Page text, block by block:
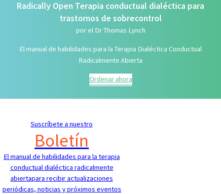
Radically Open Terapia conductual dialéctica para
trastornos de sobrecontrol
por el Dr Thomas Lynch
El manual de habilidades para la Terapia Dialéctica Conductual
Radicalmente Abierta
Ordenar ahora
Suscríbete a nuestro
Boletín
El manual de habilidades para la terapia
conductual dialéctica radicalmente
abiertapara recibir actualizaciones
periódicas, noticias y próximos eventos